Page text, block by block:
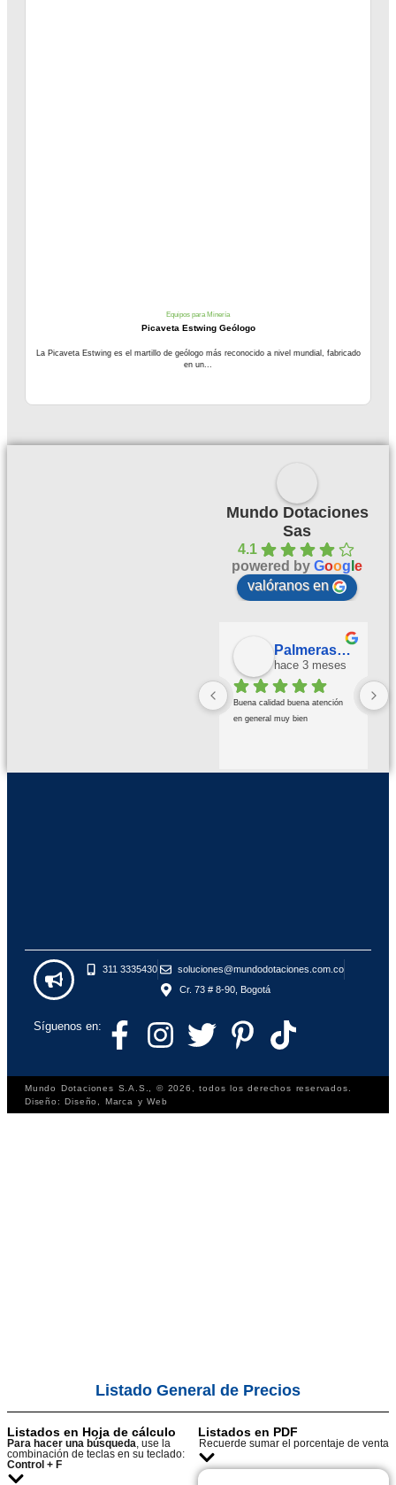
Equipos para Minería
Picaveta Estwing Geólogo
La Picaveta Estwing es el martillo de geólogo más reconocido a nivel mundial, fabricado
en un...
Mundo Dotaciones
Sas
4.1
powered by Goog e
valóranos en
Palmeras Doradas
hace 3 meses
Buena calidad buena atención
en general muy bien
311 3335430
soluciones@mundodotaciones.com.co
Cr. 73 # 8-90, Bogotá
Síguenos en:
Mundo Dotaciones S.A.S., © 2026, todos los derechos reservados.
Diseño: Diseño, Marca y Web
Listado General de Precios
Listados en Hoja de cálculo
Para hacer una búsqueda , use la
combinación de teclas en su teclado:
Control + F
Listados en PDF
Recuerde sumar el porcentaje de venta